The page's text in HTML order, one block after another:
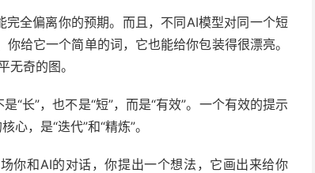
全偏离你的预期。而且，不同AI模型对同一个短
给它一个简单的词，它也能给你包装得很漂亮。
奇的图。
“长”，也不是“短”，而是“有效”。一个有效的提示
，是“迭代”和“精炼”。
你和AI的对话，你提出一个想法，它画出来给你